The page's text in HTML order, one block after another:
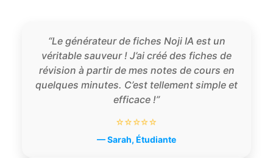
“Le générateur de fiches Noji IA est un
véritable sauveur ! J’ai créé des fiches de
révision à partir de mes notes de cours en
quelques minutes. C’est tellement simple et
efficace !”
⭐⭐⭐⭐⭐
— Sarah, Étudiante